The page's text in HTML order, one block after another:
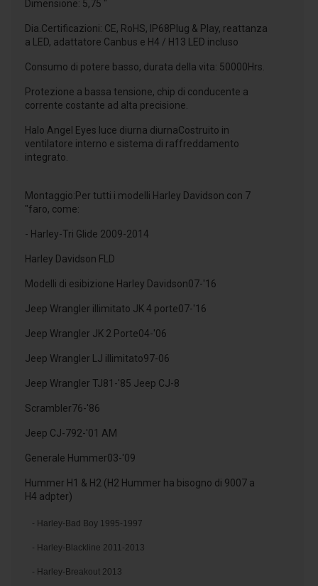
Dimensione: 5,75 "
Dia.Certificazioni: CE, RoHS, IP68Plug & Play, reattanza
a LED, adattatore Canbus e H4 / H13 LED incluso
Consumo di potere basso, durata della vita: 50000Hrs.
Protezione a bassa tensione, chip di conducente a
corrente costante ad alta precisione.
Halo Angel Eyes luce diurna diurnaCostruito in
ventilatore interno e sistema di raffreddamento
integrato.
Montaggio:Per tutti i modelli Harley Davidson con 7
"faro, come:
- Harley-Tri Glide 2009-2014
Harley Davidson FLD
Modelli di esibizione Harley Davidson07-'16
Jeep Wrangler illimitato JK 4 porte07-'16
Jeep Wrangler JK 2 Porte04-'06
Jeep Wrangler LJ illimitato97-06
Jeep Wrangler TJ81-'85 Jeep CJ-8
Scrambler76-'86
Jeep CJ-792-'01 AM
Generale Hummer03-'09
Hummer H1 & H2 (H2 Hummer ha bisogno di 9007 a
H4 adpter)
- Harley-Bad Boy 1995-1997
- Harley-Blackline 2011-2013
- Harley-Breakout 2013